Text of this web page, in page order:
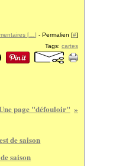
[ ] - Permalien [#]
Tags: cartes
page "défouloir"
saison